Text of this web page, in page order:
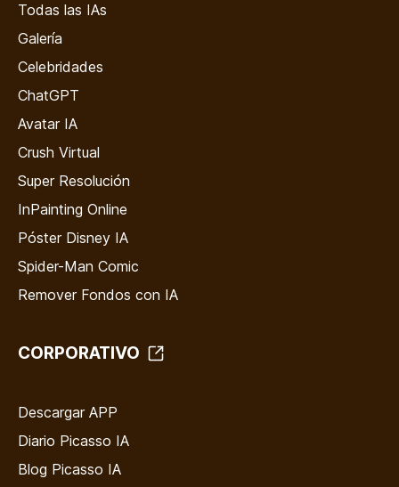
Todas las IAs
Galería
Celebridades
ChatGPT
Avatar IA
Crush Virtual
Super Resolución
InPainting Online
Póster Disney IA
Spider-Man Comic
Remover Fondos con IA
CORPORATIVO
Descargar APP
Diario Picasso IA
Blog Picasso IA